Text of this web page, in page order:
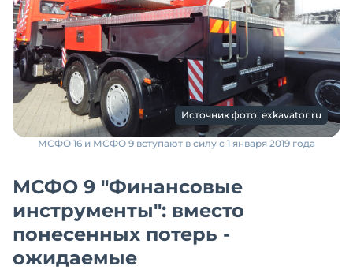
Источник фото: exkavator.ru
МСФО 16 и МСФО 9 вступают в силу с 1 января 2019 года
МСФО 9 "Финансовые
инструменты": вместо
понесенных потерь -
ожидаемые